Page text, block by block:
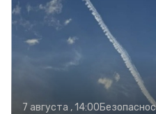
7 августа , 14:00